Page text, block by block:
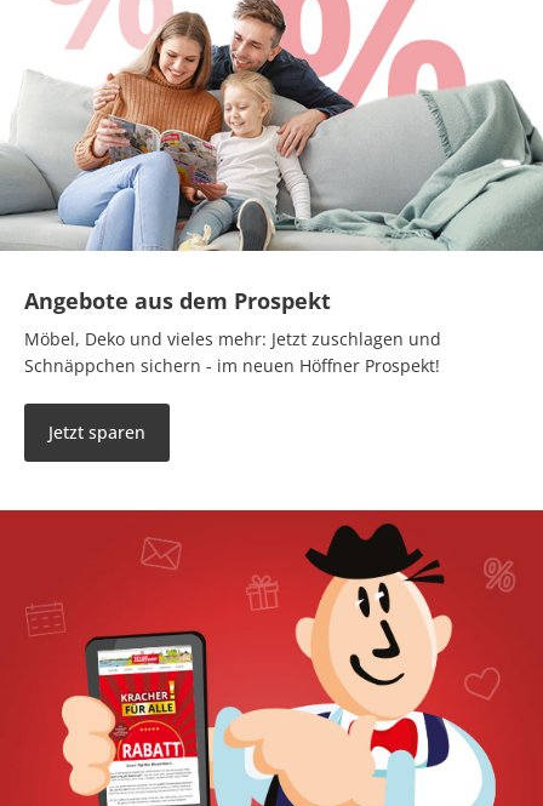
Angebote aus dem Prospekt
Möbel, Deko und vieles mehr: Jetzt zuschlagen und
Schnäppchen sichern - im neuen Höffner Prospekt!
Jetzt sparen